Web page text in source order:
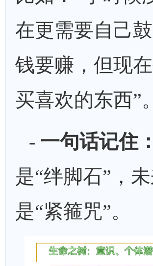
在更需要自己
钱要赚，但现
买喜欢的东西”。
- 一句话记住：
是“绊脚石”，
是“紧箍咒”。